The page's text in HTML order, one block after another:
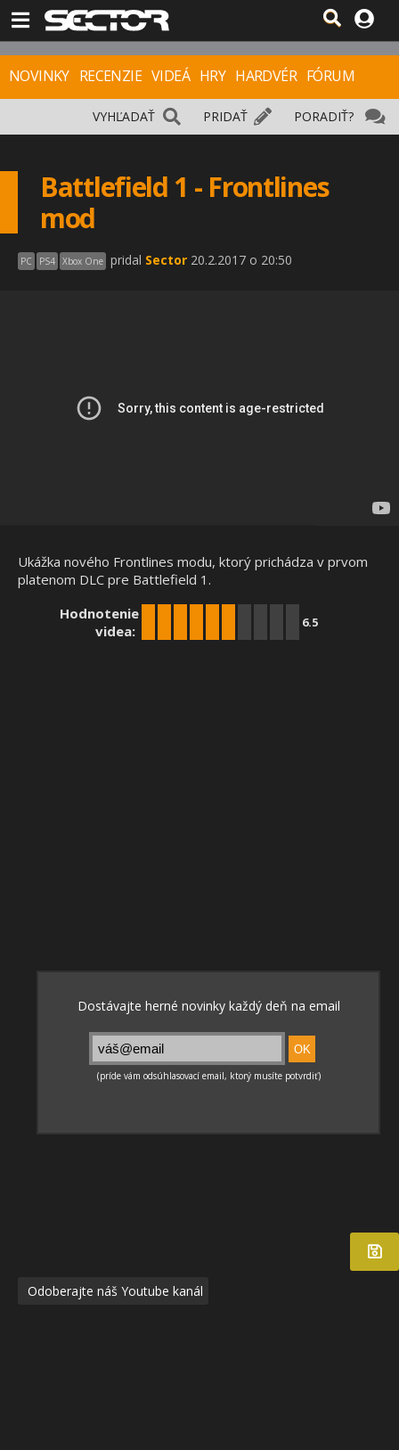
NOVINKY RECENZIE VIDEÁ HRY HARDVÉR FÓRUM
PORADIŤ?
PRIDAŤ
VYHĽADAŤ
Battlefield 1 - Frontlines
mod
PC PS4 Xbox One pridal Sector 20.2.2017 o 20:50
Ukážka nového Frontlines modu, ktorý prichádza v prvom
platenom DLC pre Battlefield 1.
Hodnotenie
videa:
6.5
Odoberajte náš Youtube kanál